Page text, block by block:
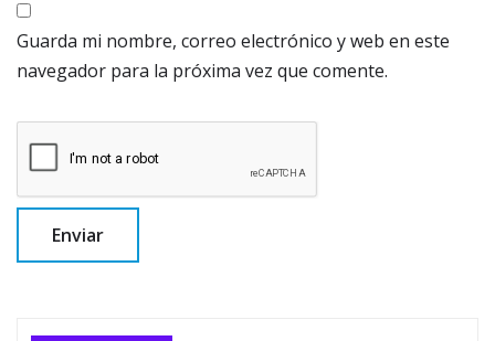
Guarda mi nombre, correo electrónico y web en este
navegador para la próxima vez que comente.